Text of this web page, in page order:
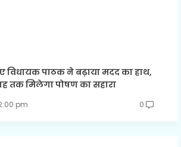
विधायक पाठक ने बढ़ाया मदद का हाथ,
तक मिलेगा पोषण का सहारा
pm 0